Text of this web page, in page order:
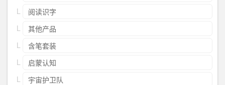
阅读识字
其他产品
含笔套装
启蒙认知
宇宙护卫队